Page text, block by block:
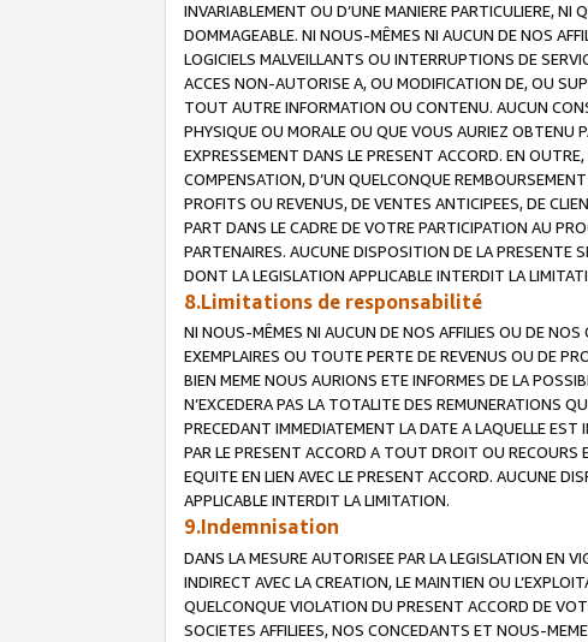
INVARIABLEMENT OU D’UNE MANIERE PARTICULIERE,
DOMMAGEABLE. NI NOUS-MÊMES NI AUCUN DE NOS
LOGICIELS MALVEILLANTS OU INTERRUPTIONS DE
ACCES NON-AUTORISE A, OU MODIFICATION DE, OU
TOUT AUTRE INFORMATION OU CONTENU. AUCUN
PHYSIQUE OU MORALE OU QUE VOUS AURIEZ OBTENU
EXPRESSEMENT DANS LE PRESENT ACCORD. EN
COMPENSATION, D’UN QUELCONQUE
PROFITS OU REVENUS, DE VENTES ANTICIPEES, DE
PART DANS LE CADRE DE VOTRE PARTICIPATION AU
PARTENAIRES. AUCUNE DISPOSITION DE LA PRESENTE
DONT LA LEGISLATION APPLICABLE INTERDIT LA
8.Limitations de responsabilité
NI NOUS-MÊMES NI AUCUN DE NOS AFFILIES OU DE
EXEMPLAIRES OU TOUTE PERTE DE REVENUS OU DE
BIEN MEME NOUS AURIONS ETE INFORMES DE LA
N’EXCEDERA PAS LA TOTALITE DES REMUNERATIONS
PRECEDANT IMMEDIATEMENT LA DATE A LAQUELLE
PAR LE PRESENT ACCORD A TOUT DROIT OU
EQUITE EN LIEN AVEC LE PRESENT ACCORD. AUCUNE
APPLICABLE INTERDIT LA LIMITATION.
9.Indemnisation
DANS LA MESURE AUTORISEE PAR LA LEGISLATION EN
INDIRECT AVEC LA CREATION, LE MAINTIEN OU
QUELCONQUE VIOLATION DU PRESENT ACCORD DE
SOCIETES AFFILIEES, NOS CONCEDANTS ET NOUS-